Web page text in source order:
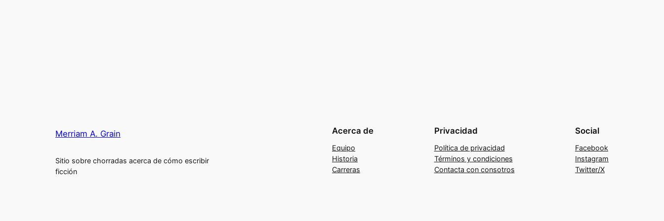
Merriam A. Grain
Sitio sobre chorradas acerca de cómo escribir
ficción
Acerca de
Equipo
Historia
Carreras
Privacidad
Política de privacidad
Términos y condiciones
Contacta con consotros
Social
Facebook
Instagram
Twitter/X